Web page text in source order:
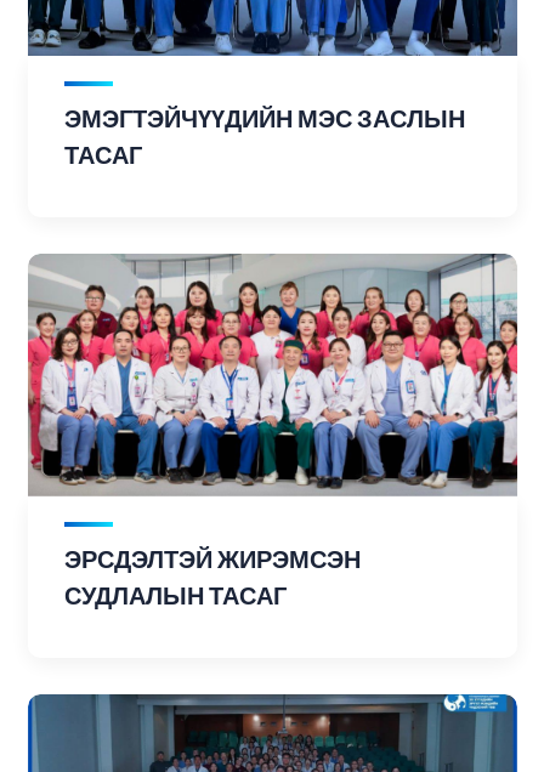
ЭМЭГТЭЙЧҮҮДИЙН МЭС ЗАСЛЫН
ТАСАГ
ЭРСДЭЛТЭЙ ЖИРЭМСЭН
СУДЛАЛЫН ТАСАГ